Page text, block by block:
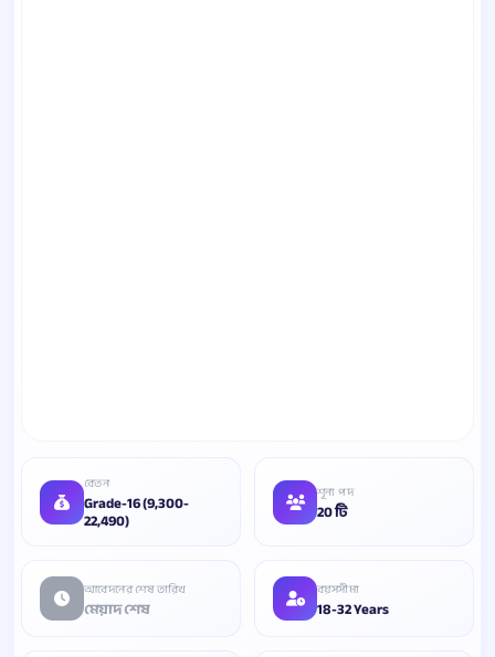
বেতন
Grade-16 (9,300-
22,490)
শূন্য পদ
20 টি
আবেদনের শেষ তারিখ
মেয়াদ শেষ
বয়সসীমা
18-32 Years